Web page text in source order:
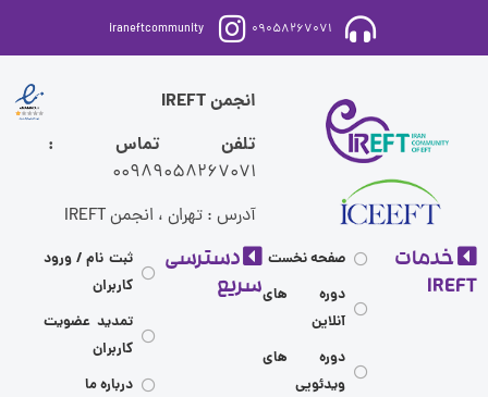
09058267071
iraneftcommunity
تلفن تماس :
00989058267071
آدرس : تهران ، انجمن IREFT
صفحه نخست
دوره های
آنلاین
دوره های
ویدئویی
دسترسی
سریع
ثبت نام / ورود
کاربران
تمدید عضویت
کاربران
درباره ما